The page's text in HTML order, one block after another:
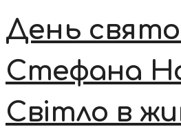
День
Стефана
Світло в